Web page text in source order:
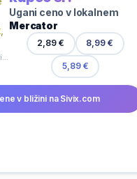
Ugani ceno v lokalnem
Mercator
2,89 € 8,99 €
5,89 €
v bližini na Sivix.com